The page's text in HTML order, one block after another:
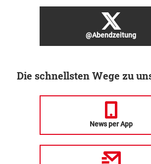
@Abendzeitung
Die schnellsten Wege zu
News per App